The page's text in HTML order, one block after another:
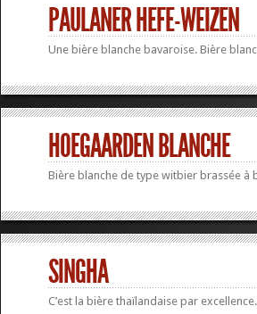
PAULANER HEFE-WEIZEN
Une bière blanche bavaroise. Bière
HOEGAARDEN BLANCHE
Bière blanche de type witbier brassée à
SINGHA
C’est la bière thaïlandaise par